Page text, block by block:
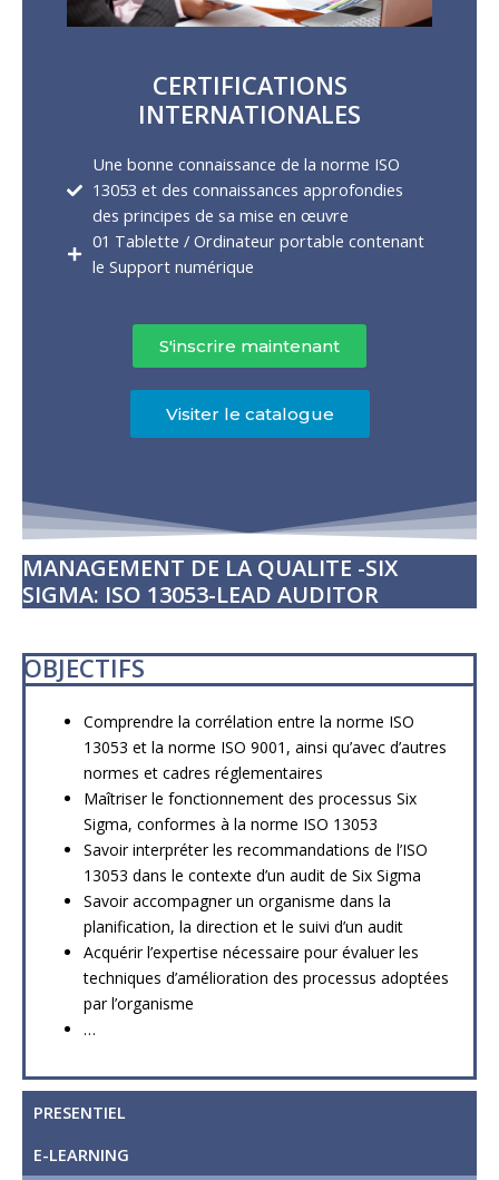
CERTIFICATIONS
INTERNATIONALES
Une bonne connaissance de la norme ISO
13053 et des connaissances approfondies
des principes de sa mise en œuvre
01 Tablette / Ordinateur portable contenant
le Support numérique
S'inscrire maintenant
Visiter le catalogue
MANAGEMENT DE LA QUALITE -SIX
SIGMA: ISO 13053-LEAD AUDITOR​
OBJECTIFS
Comprendre la corrélation entre la norme ISO
13053 et la norme ISO 9001, ainsi qu’avec d’autres
normes et cadres réglementaires
Maîtriser le fonctionnement des processus Six
Sigma, conformes à la norme ISO 13053
Savoir interpréter les recommandations de l’ISO
13053 dans le contexte d’un audit de Six Sigma
Savoir accompagner un organisme dans la
planification, la direction et le suivi d’un audit
Acquérir l’expertise nécessaire pour évaluer les
techniques d’amélioration des processus adoptées
par l’organisme
…
PRESENTIEL
E-LEARNING